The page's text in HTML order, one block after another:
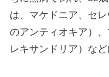
は、マケドニア、セ
のアンティオキア）
レキサンドリア）など